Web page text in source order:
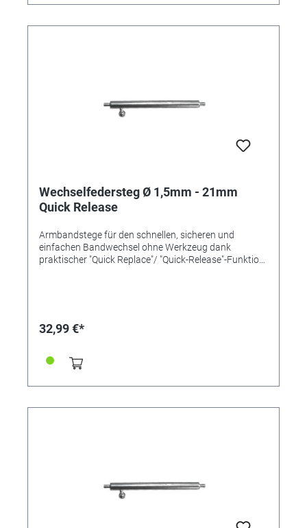
Wechselfedersteg Ø 1,5mm - 21mm
Quick Release
Armbandstege für den schnellen, sicheren und
einfachen Bandwechsel ohne Werkzeug dank
praktischer "Quick Replace"/ "Quick-Release"-Funktion
32,99 €*